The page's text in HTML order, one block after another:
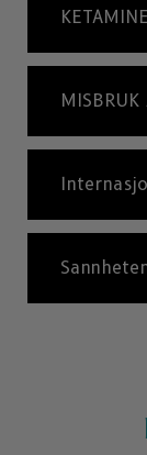
KETAMINE
MISBRUK